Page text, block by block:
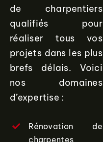
de charpentiers
qualifiés pour
réaliser tous vos
projets dans les plus
brefs délais. Voici
nos domaines
d’expertise :
Rénovation de
charpentes